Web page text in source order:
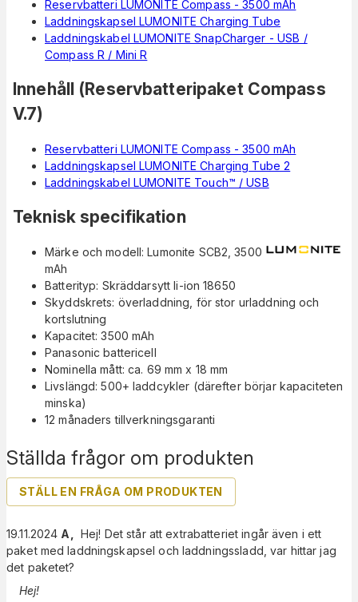
Ställda frågor om produkten
STÄLL EN FRÅGA OM PRODUKTEN
19.11.2024 A
Hej! Det står att extrabatteriet ingår även i ett
paket med laddningskapsel och laddningssladd, var hittar jag
det paketet?
Hej!
Reservbatteri LUMONITE Compass - 3500 mAh
Laddningskapsel LUMONITE Charging Tube
Laddningskabel LUMONITE SnapCharger - USB /
Compass R / Mini R
Innehåll (Reservbatteripaket Compass
V.7)
Reservbatteri LUMONITE Compass - 3500 mAh
Laddningskapsel LUMONITE Charging Tube 2
Laddningskabel LUMONITE Touch™ / USB
Teknisk specifikation
Märke och modell: Lumonite SCB2, 3500
mAh
Batterityp: Skräddarsytt li-ion 18650
Skyddskrets: överladdning, för stor urladdning och
kortslutning
Kapacitet: 3500 mAh
Panasonic battericell
Nominella mått: ca. 69 mm x 18 mm
Livslängd: 500+ laddcykler (därefter börjar kapaciteten
minska)
12 månaders tillverkningsgaranti